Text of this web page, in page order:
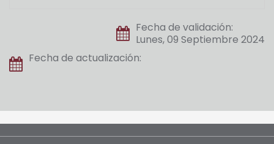
Fecha de validación:
Lunes, 09 Septiembre 2024
Fecha de actualización: